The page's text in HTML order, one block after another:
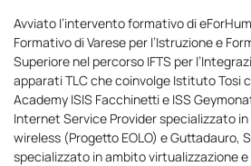
Avviato l’intervento formativo di
Formativo di Varese per l’Istruzione e
Superiore nel percorso IFTS per
apparati TLC che coinvolge Istituto Tosi
Academy ISIS Facchinetti e ISS
Internet Service Provider specializzato
wireless (Progetto EOLO) e Guttadauro,
specializzato in ambito virtualizzazione